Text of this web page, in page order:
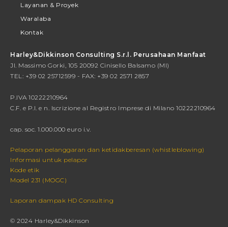
Layanan & Proyek
Waralaba
Kontak
Harley&Dikkinson Consulting S.r.l. Perusahaan Manfaat
Jl. Massimo Gorki, 105 20092 Cinisello Balsamo (MI)
TEL: +39 02 25712599 - FAX: +39 02 2571 2857
P.IVA 10222210964
C.F. e P.I. e n. Iscrizione al Registro Imprese di Milano 10222210964
cap. soc. 1.000.000 euro i.v.
Pelaporan pelanggaran dan ketidakberesan (whistleblowing)
Informasi untuk pelapor
Kode etik
Model 231 (MOGC)
Laporan dampak HD Consulting
© 2024 Harley&Dikkinson